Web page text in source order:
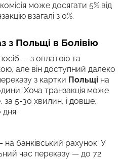
може досягати 5% від
взагалі з 0%.
Польщі в Болівію
— з оплатою та
але він доступний далеко
з картки Польщі на
Хоча транзакція може
5-30 хвилин, і довше,
дня.
на банківський рахунок. У
час переказу — до 72